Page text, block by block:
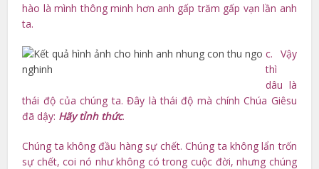
hào là mình thông minh hơn anh gấp trăm gấp vạn lần anh
ta.
c. Vậy
thì
dâu là
thái độ của chúng ta. Đây là thái độ mà chính Chúa Giêsu
đã dậy: Hãy tỉnh thức.
Chúng ta không đầu hàng sự chết. Chúng ta không lẩn trốn
sự chết, coi nó như không có trong cuộc đời, nhưng chúng